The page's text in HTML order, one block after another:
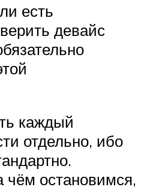
есть
девайс
каждый
отдельно, ибо
чём остановимся,